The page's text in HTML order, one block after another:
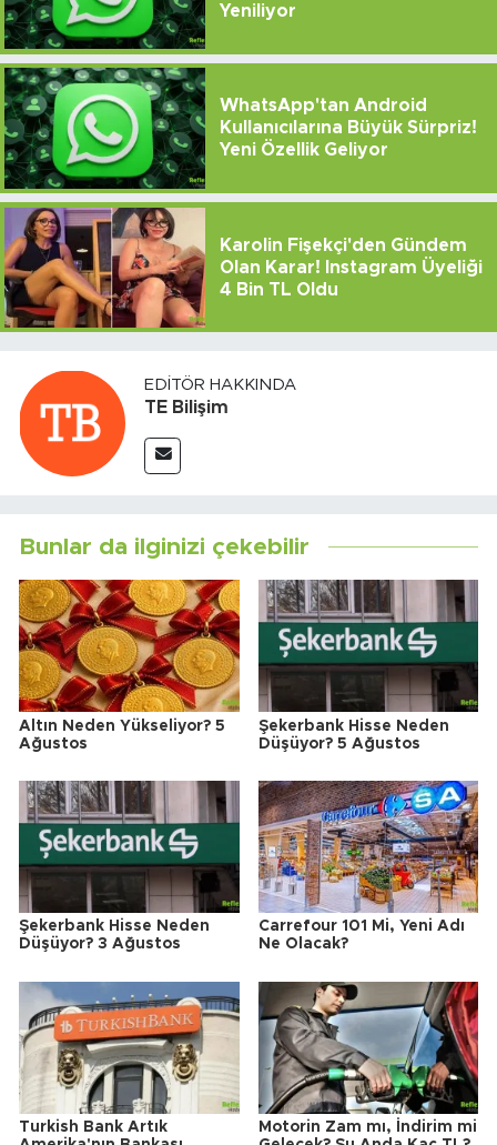
Yeniliyor
WhatsApp'tan Android
Kullanıcılarına Büyük Sürpriz!
Yeni Özellik Geliyor
Karolin Fişekçi'den Gündem
Olan Karar! Instagram Üyeliği
4 Bin TL Oldu
EDITÖR HAKKINDA
TE Bilişim
Bunlar da ilginizi çekebilir
Altın Neden Yükseliyor? 5
Ağustos
Şekerbank Hisse Neden
Düşüyor? 5 Ağustos
Şekerbank Hisse Neden
Düşüyor? 3 Ağustos
Carrefour 101 Mi, Yeni Adı
Ne Olacak?
Turkish Bank Artık
Motorin Zam mı, İndirim mi